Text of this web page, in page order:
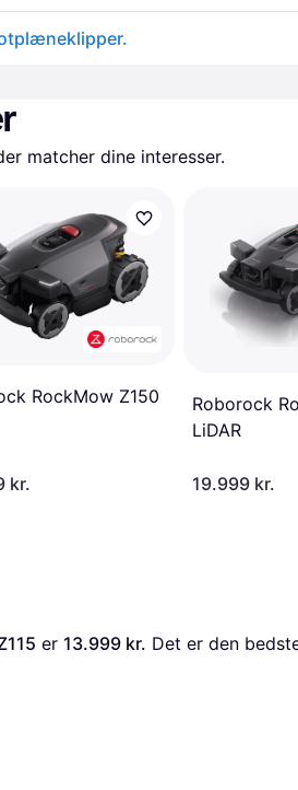
matcher dine interesser.
RockMow Z150
kr.
Roborock
LiDAR
19.999 kr.
er 13.999 kr. Det er den